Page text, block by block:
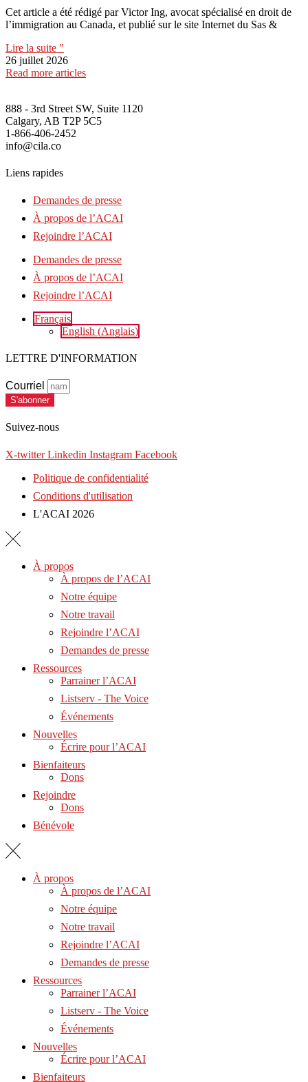
Cet article a été rédigé par Victor Ing, avocat spécialisé en droit de
l’immigration au Canada, et publié sur le site Internet du Sas &
Lire la suite "
26 juillet 2026
Read more articles
888 - 3rd Street SW, Suite 1120
Calgary, AB T2P 5C5
1-866-406-2452
info@cila.co
Liens rapides
Demandes de presse
À propos de l’ACAI
Rejoindre l’ACAI
Demandes de presse
À propos de l’ACAI
Rejoindre l’ACAI
Français
English (Anglais)
LETTRE D'INFORMATION
Courriel
S'abonner
Suivez-nous
X-twitter Linkedin Instagram Facebook
Politique de confidentialité
Conditions d'utilisation
L'ACAI 2026
À propos
À propos de l’ACAI
Notre équipe
Notre travail
Rejoindre l’ACAI
Demandes de presse
Ressources
Parrainer l’ACAI
Listserv - The Voice
Événements
Nouvelles
Écrire pour l’ACAI
Bienfaiteurs
Dons
Rejoindre
Dons
Bénévole
À propos
À propos de l’ACAI
Notre équipe
Notre travail
Rejoindre l’ACAI
Demandes de presse
Ressources
Parrainer l’ACAI
Listserv - The Voice
Événements
Nouvelles
Écrire pour l’ACAI
Bienfaiteurs